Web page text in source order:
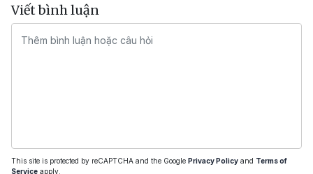
Viết bình luận
This site is protected by reCAPTCHA and the Google Privacy Policy and Terms of
Service apply.